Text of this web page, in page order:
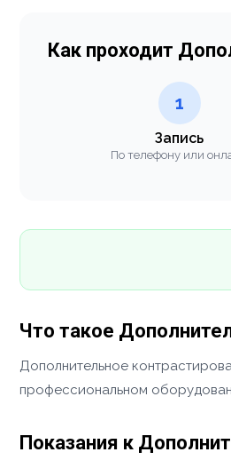
Как проходит
1
Запись
По телефону или
Что такое
Дополнительное
профессиональном
Показания к